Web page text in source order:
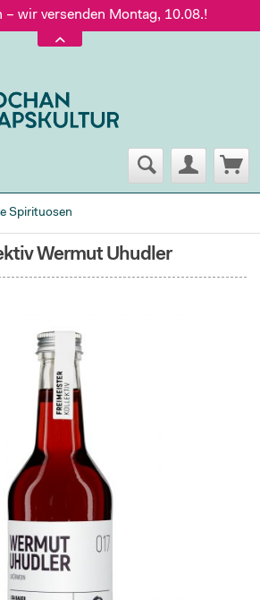
– wir versenden Montag, 10.08.!
€, gratis ab 95 € Warenwert
wir versenden Montag, 10.08.!
Spirituosen
Wermut Uhudler